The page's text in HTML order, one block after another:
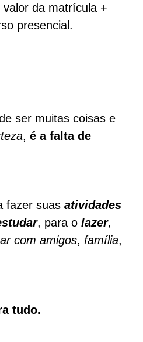
da matrícula +
presencial.
ser muitas coisas e
, é a falta de
fazer suas atividades
, para o lazer,
com amigos, família,
tudo.